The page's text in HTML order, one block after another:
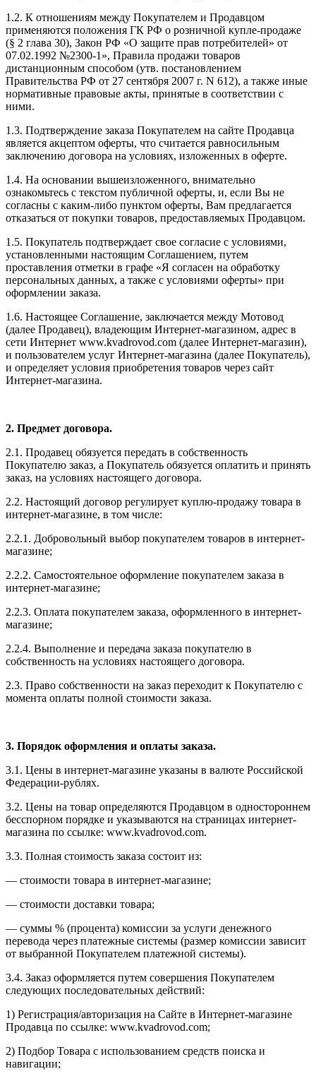
1.2. К отношениям между Покупателем и Продавцом
применяются положения ГК РФ о розничной купле-продаже
(§ 2 глава 30), Закон РФ «О защите прав потребителей» от
07.02.1992 №2300-1», Правила продажи товаров
дистанционным способом (утв. постановлением
Правительства РФ от 27 сентября 2007 г. N 612), а также иные
нормативные правовые акты, принятые в соответствии с
ними.
1.3. Подтверждение заказа Покупателем на сайте Продавца
является акцептом оферты, что считается равносильным
заключению договора на условиях, изложенных в оферте.
1.4. На основании вышеизложенного, внимательно
ознакомьтесь с текстом публичной оферты, и, если Вы не
согласны с каким-либо пунктом оферты, Вам предлагается
отказаться от покупки товаров, предоставляемых Продавцом.
1.5. Покупатель подтверждает свое согласие с условиями,
установленными настоящим Соглашением, путем
проставления отметки в графе «Я согласен на обработку
персональных данных, а также с условиями оферты» при
оформлении заказа.
1.6. Настоящее Соглашение, заключается между Мотовод
(далее Продавец), владеющим Интернет-магазином, адрес в
сети Интернет www.kvadrovod.com (далее Интернет-магазин),
и пользователем услуг Интернет-магазина (далее Покупатель),
и определяет условия приобретения товаров через сайт
Интернет-магазина.
2. Предмет договора.
2.1. Продавец обязуется передать в собственность
Покупателю заказ, а Покупатель обязуется оплатить и принять
заказ, на условиях настоящего договора.
2.2. Настоящий договор регулирует куплю-продажу товара в
интернет-магазине, в том числе:
2.2.1. Добровольный выбор покупателем товаров в интернет-
магазине;
2.2.2. Самостоятельное оформление покупателем заказа в
интернет-магазине;
2.2.3. Оплата покупателем заказа, оформленного в интернет-
магазине;
2.2.4. Выполнение и передача заказа покупателю в
собственность на условиях настоящего договора.
2.3. Право собственности на заказ переходит к Покупателю с
момента оплаты полной стоимости заказа.
3. Порядок оформления и оплаты заказа.
3.1. Цены в интернет-магазине указаны в валюте Российской
Федерации-рублях.
3.2. Цены на товар определяются Продавцом в одностороннем
бесспорном порядке и указываются на страницах интернет-
магазина по ссылке: www.kvadrovod.com.
3.3. Полная стоимость заказа состоит из:
— стоимости товара в интернет-магазине;
— стоимости доставки товара;
— суммы % (процента) комиссии за услуги денежного
перевода через платежные системы (размер комиссии зависит
от выбранной Покупателем платежной системы).
3.4. Заказ оформляется путем совершения Покупателем
следующих последовательных действий:
1) Регистрация/авторизация на Сайте в Интернет-магазине
Продавца по ссылке: www.kvadrovod.com;
2) Подбор Товара с использованием средств поиска и
навигации;